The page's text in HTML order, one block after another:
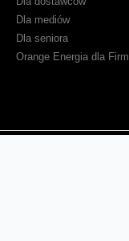
Dla mediów
Dla seniora
Orange Energia dla Firm